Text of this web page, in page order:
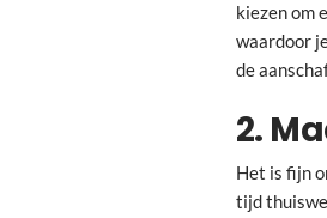
kiezen om
waardoor
de
2.
Het is fijn
tijd